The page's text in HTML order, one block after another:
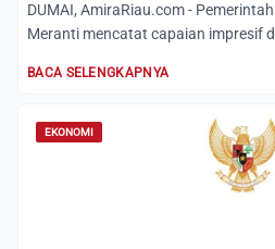
DUMAI, AmiraRiau.com -
Meranti mencatat capaian impresif
BACA SELENGKAPNYA
EKONOMI